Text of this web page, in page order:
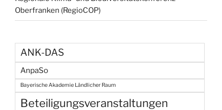
Oberfranken (RegioCOP)
ANK-DAS
AnpaSo
Bayerische Akademie Ländlicher Raum
Beteiligungsveranstaltungen